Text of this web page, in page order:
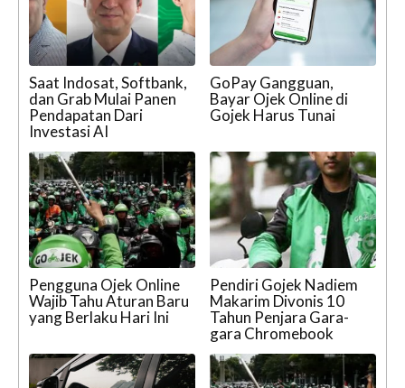
Saat Indosat, Softbank,
dan Grab Mulai Panen
Pendapatan Dari
Investasi AI
GoPay Gangguan,
Bayar Ojek Online di
Gojek Harus Tunai
Pengguna Ojek Online
Wajib Tahu Aturan Baru
yang Berlaku Hari Ini
Pendiri Gojek Nadiem
Makarim Divonis 10
Tahun Penjara Gara-
gara Chromebook